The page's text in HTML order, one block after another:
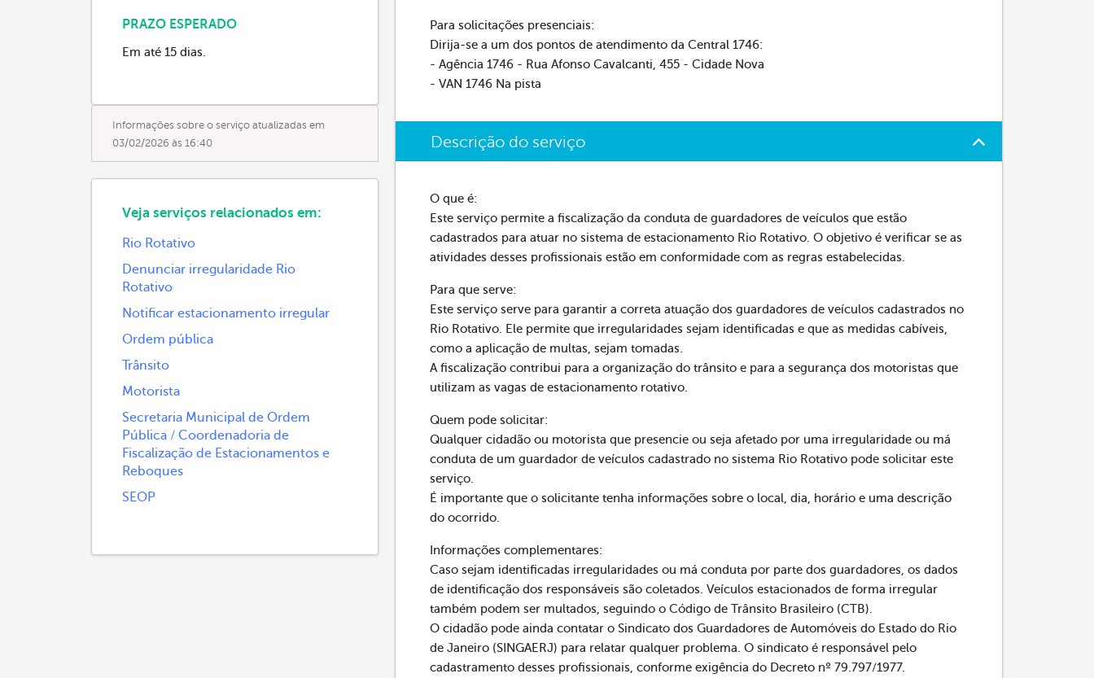
PRAZO ESPERADO
Em até 15 dias.
Informações sobre o serviço atualizadas em
03/02/2026 às 16:40
Veja serviços relacionados em:
Rio Rotativo
Denunciar irregularidade Rio
Rotativo
Notificar estacionamento irregular
Ordem pública
Trânsito
Motorista
Secretaria Municipal de Ordem
Pública / Coordenadoria de
Fiscalização de Estacionamentos e
Reboques
SEOP
Para solicitações presenciais:
Dirija-se a um dos pontos de atendimento da Central 1746:
- Agência 1746 - Rua Afonso Cavalcanti, 455 - Cidade Nova
- VAN 1746 Na pista
Descrição do serviço
O que é:
Este serviço permite a fiscalização da conduta de guardadores de veículos que estão
cadastrados para atuar no sistema de estacionamento Rio Rotativo. O objetivo é verificar se as
atividades desses profissionais estão em conformidade com as regras estabelecidas.
Para que serve:
Este serviço serve para garantir a correta atuação dos guardadores de veículos cadastrados no
Rio Rotativo. Ele permite que irregularidades sejam identificadas e que as medidas cabíveis,
como a aplicação de multas, sejam tomadas.
A fiscalização contribui para a organização do trânsito e para a segurança dos motoristas que
utilizam as vagas de estacionamento rotativo.
Quem pode solicitar:
Qualquer cidadão ou motorista que presencie ou seja afetado por uma irregularidade ou má
conduta de um guardador de veículos cadastrado no sistema Rio Rotativo pode solicitar este
serviço.
É importante que o solicitante tenha informações sobre o local, dia, horário e uma descrição
do ocorrido.
Informações complementares:
Caso sejam identificadas irregularidades ou má conduta por parte dos guardadores, os dados
de identificação dos responsáveis são coletados. Veículos estacionados de forma irregular
também podem ser multados, seguindo o Código de Trânsito Brasileiro (CTB).
O cidadão pode ainda contatar o Sindicato dos Guardadores de Automóveis do Estado do Rio
de Janeiro (SINGAERJ) para relatar qualquer problema. O sindicato é responsável pelo
cadastramento desses profissionais, conforme exigência do Decreto nº 79.797/1977.